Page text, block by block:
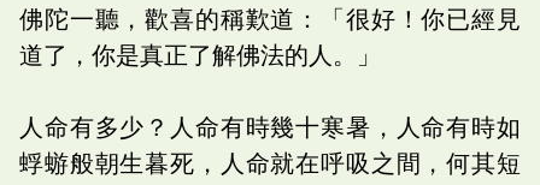
佛陀一聽，歡喜的稱歎道：「很好！你已經見
道了，你是真正了解佛法的人。」
人命有多少？人命有時幾十寒暑，人命有時如
蜉蝣般朝生暮死，人命就在呼吸之間，何其短